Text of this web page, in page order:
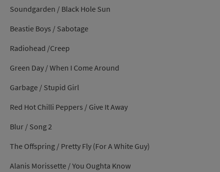
Soundgarden / Black Hole Sun
Beastie Boys / Sabotage
Radiohead /Creep
Green Day / When I Come Around
Garbage / Stupid Girl
Red Hot Chilli Peppers / Give It Away
Blur / Song 2
The Offspring / Pretty Fly (For A White Guy)
Alanis Morissette / You Oughta Know